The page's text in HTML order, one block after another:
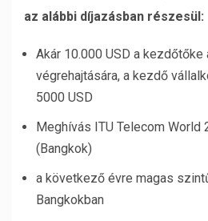
az alábbi díjazásban részesül:
Akár 10.000 USD a
végrehajtására, a kezdő
5000 USD
Meghívás ITU Telecom World
(Bangkok)
a következő évre magas
Bangkokban